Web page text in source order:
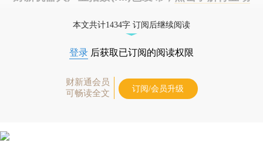
本文共计1434字 订阅后继续阅读
登录 后获取已订阅的阅读权限
财新通会员
可畅读全文
订阅/会员升级